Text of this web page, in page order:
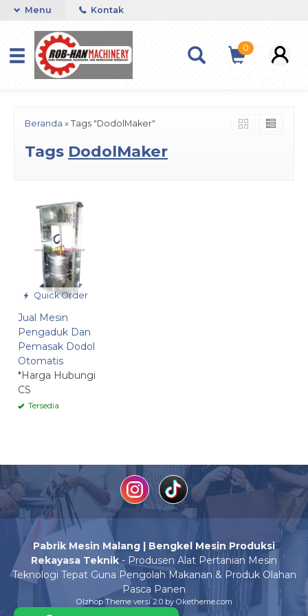
Menu Kontak
0
Beranda » Tags "DodolMaker"
Tags DodolMaker
Quick Order
Jual Mesin
Pengaduk Dan
Pemasak Dodol
Otomatis
*Harga Hubungi
CS
Tersedia
Pabrik Mesin Malang | Bengkel Mesin Produksi
Rekayasa Teknik- Produsen Alat Pertanian Mesin
Teknologi Tepat Guna Pengolah Makanan & Produk Olahan
Pasca Panen
Olzhop Themeversi 2.0 by Oketheme.com